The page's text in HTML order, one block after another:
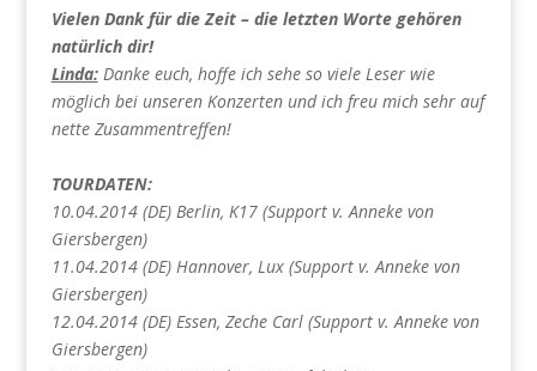
Vielen Dank für die Zeit – die letzten Worte gehören
natürlich dir!
Linda:Danke euch, hoffe ich sehe so viele Leser wie
möglich bei unseren Konzerten und ich freu mich sehr auf
nette Zusammentreffen!
TOURDATEN:
10.04.2014 (DE) Berlin, K17 (Support v. Anneke von
Giersbergen)
11.04.2014 (DE) Hannover, Lux (Support v. Anneke von
Giersbergen)
12.04.2014 (DE) Essen, Zeche Carl (Support v. Anneke von
Giersbergen)